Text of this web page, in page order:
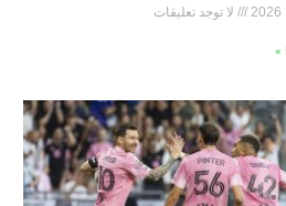
لا توجد تعليقات